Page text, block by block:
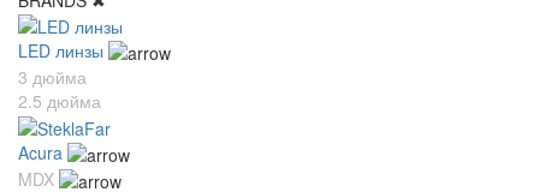
LED линзы
3 дюйма
2.5 дюйма
Acura
MDX